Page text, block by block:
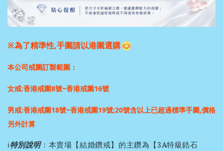
※為了精準性,手圍請以港圍選購
本公司戒圍訂製範圍：
女戒:香港戒圍8號~香港戒圍16號
男戒:香港戒圍18號~香港戒圍19號;20號含以上已超過標準手圍,價格
另外計算
ℹ️特別說明：本賣場【結婚鑽戒】的主鑽為【3A特級鋯石